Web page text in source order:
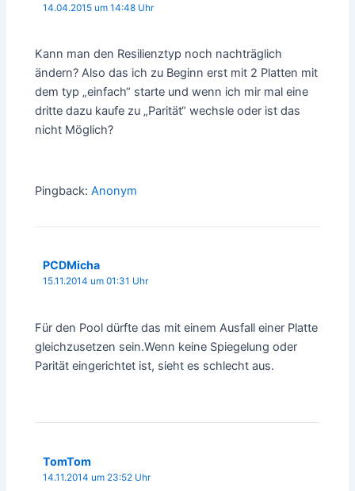
14.04.2015 um 14:48 Uhr
Kann man den Resilienztyp noch nachträglich
ändern? Also das ich zu Beginn erst mit 2 Platten mit
dem typ „einfach“ starte und wenn ich mir mal eine
dritte dazu kaufe zu „Parität“ wechsle oder ist das
nicht Möglich?
Pingback:Anonym
PCDMicha
15.11.2014 um 01:31 Uhr
Für den Pool dürfte das mit einem Ausfall einer Platte
gleichzusetzen sein.Wenn keine Spiegelung oder
Parität eingerichtet ist, sieht es schlecht aus.
TomTom
14.11.2014 um 23:52 Uhr